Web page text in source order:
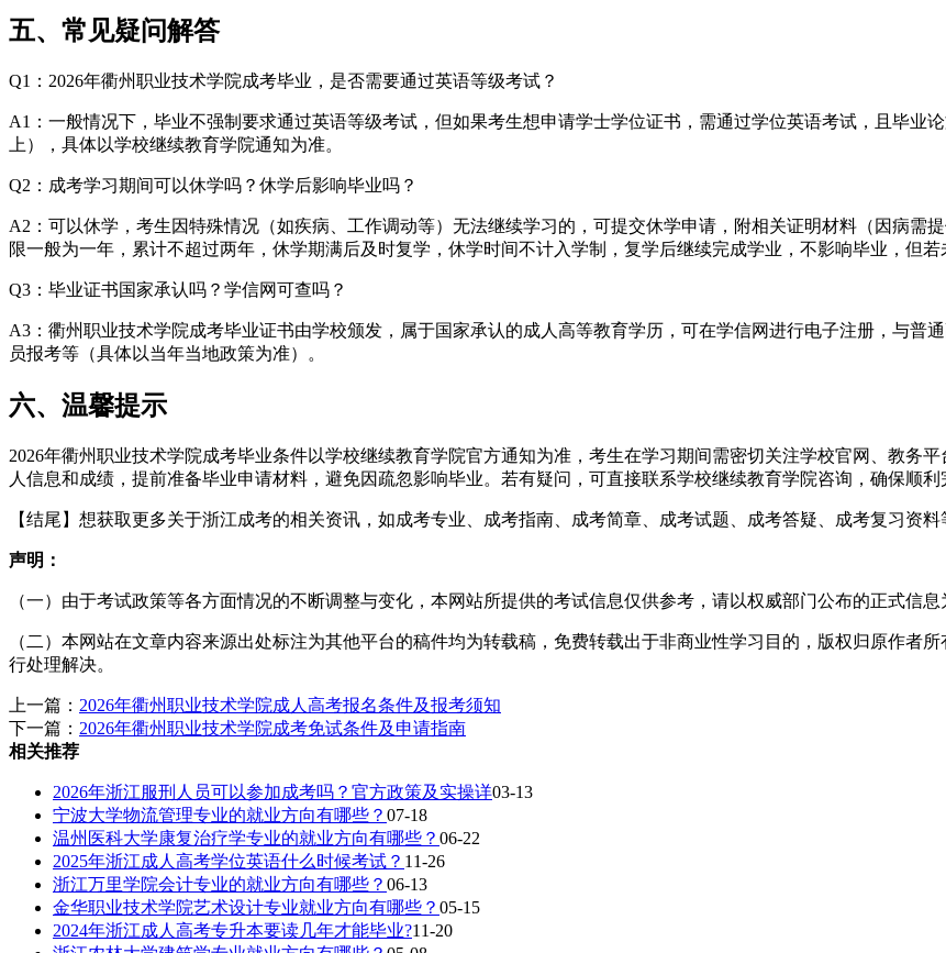
五、常见疑问解答
Q1：2026年衢州职业技术学院成考毕业，是否需要通过英语等级考试？
A1：一般情况下，毕业不强制要求通过英语等级考试，但如果考生想申请学士学位证书，需通过学位英语考试，且毕业
上），具体以学校继续教育学院通知为准。
Q2：成考学习期间可以休学吗？休学后影响毕业吗？
A2：可以休学，考生因特殊情况（如疾病、工作调动等）无法继续学习的，可提交休学申请，附相关证明材料（因病需
限一般为一年，累计不超过两年，休学期满后及时复学，休学时间不计入学制，复学后继续完成学业，不影响毕业，但若
Q3：毕业证书国家承认吗？学信网可查吗？
A3：衢州职业技术学院成考毕业证书由学校颁发，属于国家承认的成人高等教育学历，可在学信网进行电子注册，与普
员报考等（具体以当年当地政策为准）。
六、温馨提示
2026年衢州职业技术学院成考毕业条件以学校继续教育学院官方通知为准，考生在学习期间需密切关注学校官网、教务
人信息和成绩，提前准备毕业申请材料，避免因疏忽影响毕业。若有疑问，可直接联系学校继续教育学院咨询，确保顺利
【结尾】想获取更多关于浙江成考的相关资讯，如成考专业、成考指南、成考简章、成考试题、成考答疑、成考复习资料
声明：
（一）由于考试政策等各方面情况的不断调整与变化，本网站所提供的考试信息仅供参考，请以权威部门公布的正式信息
（二）本网站在文章内容来源出处标注为其他平台的稿件均为转载稿，免费转载出于非商业性学习目的，版权归原作者
行处理解决。
上一篇： 2026年衢州职业技术学院成人高考报名条件及报考须知
下一篇： 2026年衢州职业技术学院成考免试条件及申请指南
相关推荐
2026年浙江服刑人员可以参加成考吗？官方政策及实操详03-13
宁波大学物流管理专业的就业方向有哪些？ 07-18
温州医科大学康复治疗学专业的就业方向有哪些？ 06-22
2025年浙江成人高考学位英语什么时候考试？ 11-26
浙江万里学院会计专业的就业方向有哪些？ 06-13
金华职业技术学院艺术设计专业就业方向有哪些？ 05-15
2024年浙江成人高考专升本要读几年才能毕业?11-20